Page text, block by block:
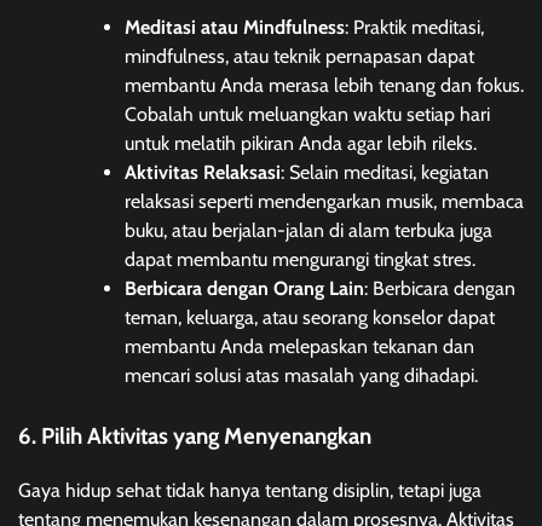
Meditasi atau Mindfulness: Praktik meditasi,
mindfulness, atau teknik pernapasan dapat
membantu Anda merasa lebih tenang dan fokus.
Cobalah untuk meluangkan waktu setiap hari
untuk melatih pikiran Anda agar lebih rileks.
Aktivitas Relaksasi: Selain meditasi, kegiatan
relaksasi seperti mendengarkan musik, membaca
buku, atau berjalan-jalan di alam terbuka juga
dapat membantu mengurangi tingkat stres.
Berbicara dengan Orang Lain: Berbicara dengan
teman, keluarga, atau seorang konselor dapat
membantu Anda melepaskan tekanan dan
mencari solusi atas masalah yang dihadapi.
6. Pilih Aktivitas yang Menyenangkan
Gaya hidup sehat tidak hanya tentang disiplin, tetapi juga
tentang menemukan kesenangan dalam prosesnya. Aktivitas